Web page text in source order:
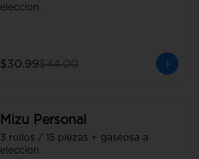
eleccion.
$30.99$44.00
Mizu Personal
3 rollos / 15 piezas + gaseosa a
eleccion.